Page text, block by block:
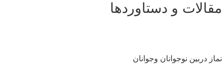
و دستاوردها
دربین نوجوانان و‌جوانان